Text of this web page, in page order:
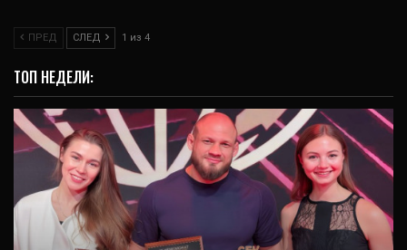
ПРЕД СЛЕД 1 из 4
ТОП НЕДЕЛИ:
СПОРТ